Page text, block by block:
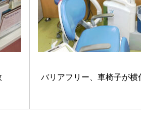
バリアフリー、車椅子が横